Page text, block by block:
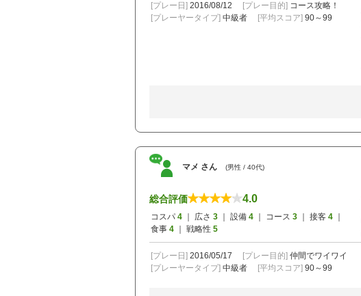
[プレー日] 2016/08/12 [プレー目的] コース攻略！
[プレーヤータイプ] 中級者 [平均スコア] 90～99
マメ さん (男性 / 40代)
総合評価 4.0
コスパ 4 ｜ 広さ 3 ｜ 設備 4 ｜ コース 3 ｜ 接客 4
食事 4 ｜ 戦略性 5
[プレー日] 2016/05/17 [プレー目的] 仲間でワイワイ
[プレーヤータイプ] 中級者 [平均スコア] 90～99